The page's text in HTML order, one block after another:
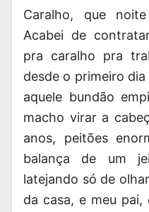
Caralho, que
Acabei de
pra caralho pra
desde o primeiro
aquele bundão
macho virar a
anos, peitões
balança de um
latejando só de
da casa, e meu